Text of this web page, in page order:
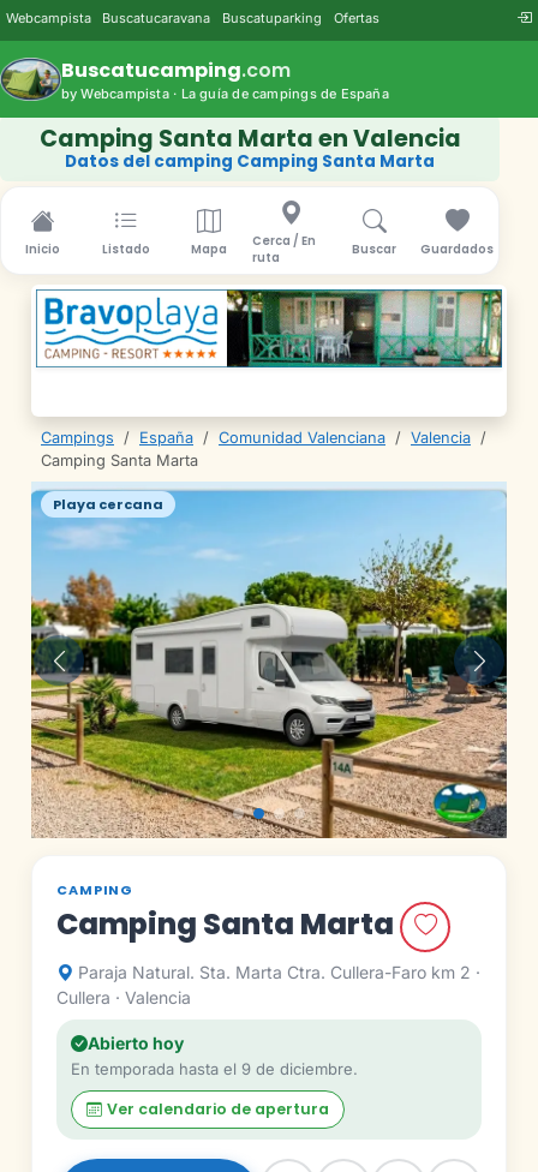
Webcampista Buscatucaravana Buscatuparking Ofertas
Buscatucamping.com
by Webcampista · La guía de campings de España
Camping Santa Marta en Valencia
Datos del camping Camping Santa Marta
Inicio Listado Mapa
Cerca / En
ruta
Buscar Guardados
Campings / España / Comunidad Valenciana / Valencia /
Camping Santa Marta
Playa cercana
Anterior
CAMPING
Camping Santa Marta
Paraja Natural. Sta. Marta Ctra. Cullera-Faro km 2 ·
Cullera · Valencia
Abierto hoy
En temporada hasta el 9 de diciembre.
Ver calendario de apertura